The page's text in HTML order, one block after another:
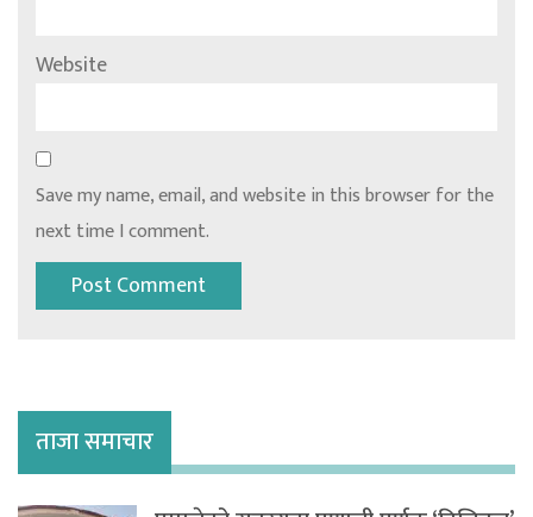
Website
Save my name, email, and website in this browser for the
next time I comment.
ताजा समाचार